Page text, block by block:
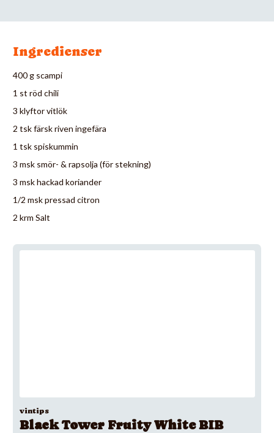
Ingredienser
400 g scampi
1 st röd chili
3 klyftor vitlök
2 tsk färsk riven ingefära
1 tsk spiskummin
3 msk smör- & rapsolja (för stekning)
3 msk hackad koriander
1/2 msk pressad citron
2 krm Salt
vintips
Black Tower Fruity White BIB